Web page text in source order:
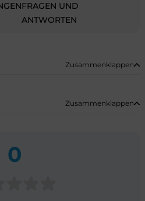
FRAGEN UND
ANTWORTEN
Zusammenklappen
Zusammenklappen
0